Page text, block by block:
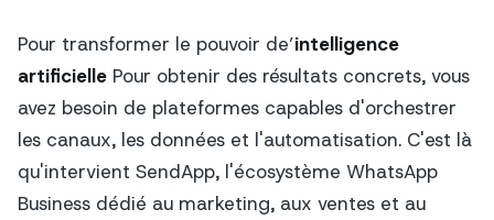
Pour transformer le pouvoir de’intelligence
artificielle Pour obtenir des résultats concrets, vous
avez besoin de plateformes capables d'orchestrer
les canaux, les données et l'automatisation. C'est là
qu'intervient SendApp, l'écosystème WhatsApp
Business dédié au marketing, aux ventes et au